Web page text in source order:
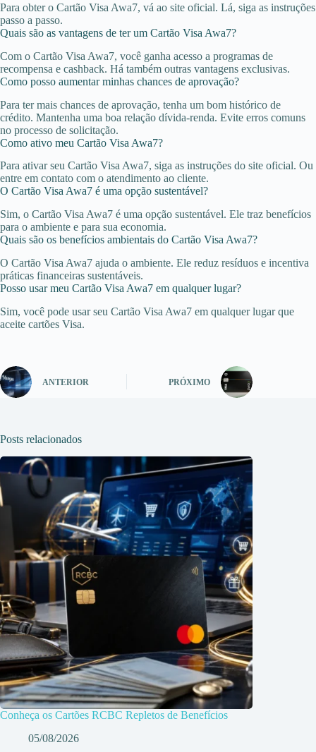
Para obter o Cartão Visa Awa7, vá ao site oficial. Lá, siga as instruções
passo a passo.
Quais são as vantagens de ter um Cartão Visa Awa7?
Com o Cartão Visa Awa7, você ganha acesso a programas de
recompensa e cashback. Há também outras vantagens exclusivas.
Como posso aumentar minhas chances de aprovação?
Para ter mais chances de aprovação, tenha um bom histórico de
crédito. Mantenha uma boa relação dívida-renda. Evite erros comuns
no processo de solicitação.
Como ativo meu Cartão Visa Awa7?
Para ativar seu Cartão Visa Awa7, siga as instruções do site oficial. Ou
entre em contato com o atendimento ao cliente.
O Cartão Visa Awa7 é uma opção sustentável?
Sim, o Cartão Visa Awa7 é uma opção sustentável. Ele traz benefícios
para o ambiente e para sua economia.
Quais são os benefícios ambientais do Cartão Visa Awa7?
O Cartão Visa Awa7 ajuda o ambiente. Ele reduz resíduos e incentiva
práticas financeiras sustentáveis.
Posso usar meu Cartão Visa Awa7 em qualquer lugar?
Sim, você pode usar seu Cartão Visa Awa7 em qualquer lugar que
aceite cartões Visa.
ANTERIOR PRÓXIMO
Posts relacionados
Conheça os Cartões RCBC Repletos de Benefícios
05/08/2026